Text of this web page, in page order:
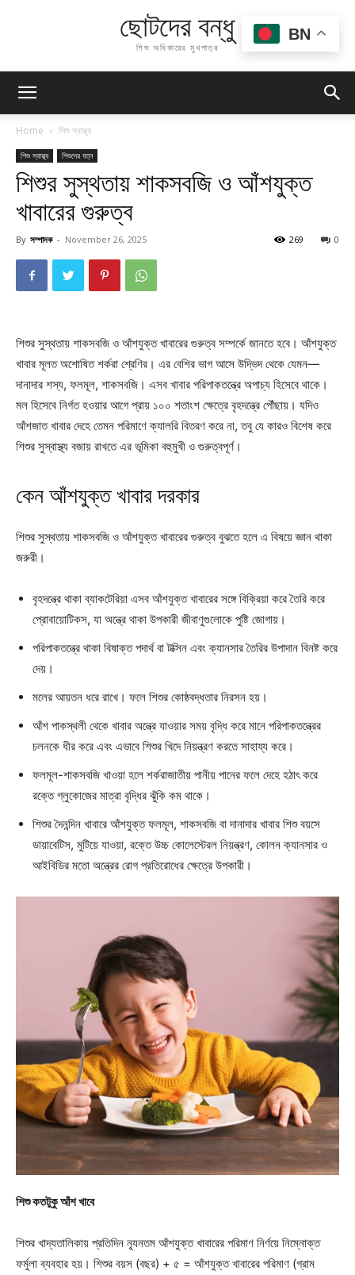
ছোটদের বন্ধু
শিশু অধিকারের মুখপাত্র
Home শিশু স্বাস্থ্য
শিশু স্বাস্থ্য শিশুদের যত্ন
শিশুর সুস্থতায় শাকসবজি ও আঁশযুক্ত
খাবারের গুরুত্ব
By সম্পাদক - November 26, 2025 0
269
শিশুর সুস্থতায় শাকসবজি ও আঁশযুক্ত খাবারের গুরুত্ব সম্পর্কে জানতে হবে। আঁশযুক্ত
খাবার মূলত অশোষিত শর্করা শ্রেণির। এর বেশির ভাগ আসে উদ্ভিদ থেকে যেমন—
দানাদার শস্য, ফলমূল, শাকসবজি। এসব খাবার পরিপাকতন্ত্রে অপাচ্য হিসেবে থাকে।
মল হিসেবে নির্গত হওয়ার আগে প্রায় ১০০ শতাংশ ক্ষেত্রে বৃহদন্ত্রে পৌঁছায়। যদিও
আঁশজাত খাবার দেহে তেমন পরিমাণে ক্যালরি বিতরণ করে না, তবু যে কারও বিশেষ করে
শিশুর সুস্বাস্থ্য বজায় রাখতে এর ভূমিকা বহুমুখী ও গুরুত্বপূর্ণ।
কেন আঁশযুক্ত খাবার দরকার
শিশুর সুস্থতায় শাকসবজি ও আঁশযুক্ত খাবারের গুরুত্ব বুঝতে হলে এ বিষয়ে জ্ঞান থাকা
জরুরী।
বৃহদন্ত্রে থাকা ব্যাকটেরিয়া এসব আঁশযুক্ত খাবারের সঙ্গে বিক্রিয়া করে তৈরি করে
প্রোবায়োটিকস, যা অন্ত্রে থাকা উপকারী জীবাণুগুলোকে পুষ্টি জোগায়।
পরিপাকতন্ত্রে থাকা বিষাক্ত পদার্থ বা টক্সিন এবং ক্যানসার তৈরির উপাদান বিনষ্ট করে
দেয়।
মলের আয়তন ধরে রাখে। ফলে শিশুর কোষ্ঠবদ্ধতার নিরসন হয়।
আঁশ পাকস্থলী থেকে খাবার অন্ত্রে যাওয়ার সময় বৃদ্ধি করে মানে পরিপাকতন্ত্রের
চলনকে ধীর করে এবং এভাবে শিশুর খিদে নিয়ন্ত্রণ করতে সাহায্য করে।
ফলমূল-শাকসবজি খাওয়া হলে শর্করাজাতীয় পানীয় পানের ফলে দেহে হঠাৎ করে
রক্তে গ্লুকোজের মাত্রা বৃদ্ধির ঝুঁকি কম থাকে।
শিশুর দৈনন্দিন খাবারে আঁশযুক্ত ফলমূল, শাকসবজি বা দানাদার খাবার শিশু বয়সে
ডায়াবেটিস, মুটিয়ে যাওয়া, রক্তে উচ্চ কোলেস্টেরল নিয়ন্ত্রণ, কোলন ক্যানসার ও
আইবিডির মতো অন্ত্রের রোগ প্রতিরোধের ক্ষেত্রে উপকারী।
শিশু কতটুকু আঁশ খাবে
শিশুর খাদ্যতালিকায় প্রতিদিন ন্যূনতম আঁশযুক্ত খাবারের পরিমাণ নির্ণয়ে নিম্নোক্ত
ফর্মুলা ব্যবহার হয়। শিশুর বয়স (বছর) + ৫ = আঁশযুক্ত খাবারের পরিমাণ (গ্রাম
BN